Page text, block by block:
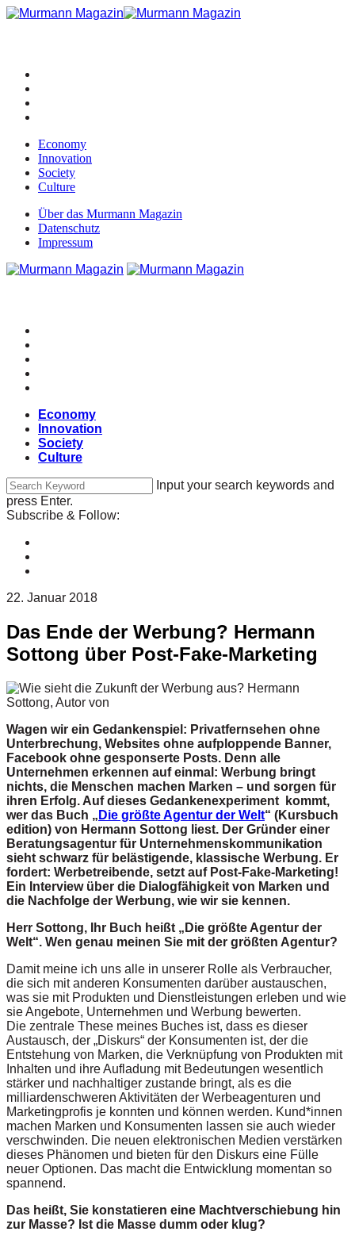
Economy
Innovation
Society
Culture
Über das Murmann Magazin
Datenschutz
Impressum
Economy
Innovation
Society
Culture
Input your search keywords and
press Enter.
Subscribe & Follow:
22. Januar 2018
Das Ende der Werbung? Hermann
Sottong über Post-Fake-Marketing
Wagen wir ein Gedankenspiel: Privatfernsehen ohne
Unterbrechung, Websites ohne aufploppende Banner,
Facebook ohne gesponserte Posts. Denn alle
Unternehmen erkennen auf einmal: Werbung bringt
nichts, die Menschen machen Marken – und sorgen für
ihren Erfolg. Auf dieses Gedankenexperiment kommt,
wer das Buch „ Die größte Agentur der Welt“ (Kursbuch
edition) von Hermann Sottong liest. Der Gründer einer
Beratungsagentur für Unternehmenskommunikation
sieht schwarz für belästigende, klassische Werbung. Er
fordert: Werbetreibende, setzt auf Post-Fake-Marketing!
Ein Interview über die Dialogfähigkeit von Marken und
die Nachfolge der Werbung, wie wir sie kennen.
Herr Sottong, Ihr Buch heißt „Die größte Agentur der
Welt“. Wen genau meinen Sie mit der größten Agentur?
Damit meine ich uns alle in unserer Rolle als Verbraucher,
die sich mit anderen Konsumenten darüber austauschen,
was sie mit Produkten und Dienstleistungen erleben und wie
sie Angebote, Unternehmen und Werbung bewerten.
Die zentrale These meines Buches ist, dass es dieser
Austausch, der „Diskurs“ der Konsumenten ist, der die
Entstehung von Marken, die Verknüpfung von Produkten mit
Inhalten und ihre Aufladung mit Bedeutungen wesentlich
stärker und nachhaltiger zustande bringt, als es die
milliardenschweren Aktivitäten der Werbeagenturen und
Marketingprofis je konnten und können werden. Kund*innen
machen Marken und Konsumenten lassen sie auch wieder
verschwinden. Die neuen elektronischen Medien verstärken
dieses Phänomen und bieten für den Diskurs eine Fülle
neuer Optionen. Das macht die Entwicklung momentan so
spannend.
Das heißt, Sie konstatieren eine Machtverschiebung hin
zur Masse? Ist die Masse dumm oder klug?